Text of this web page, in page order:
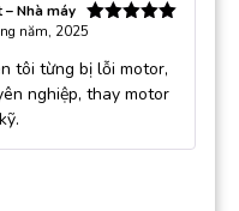
Được xếp
sao
– Nhà máy
năm, 2025
tôi từng bị lỗi motor,
nghiệp, thay motor